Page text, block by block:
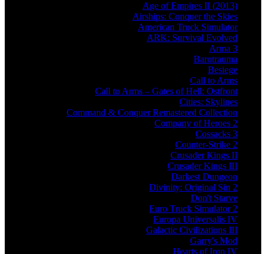
Age of Empires II (2013)
Airships: Conquer the Skies
American Truck Simulator
ARK: Survival Evolved
Arma 3
Barotrauma
Besiege
Call to Arms
Call to Arms – Gates of Hell: Ostfront
Cities: Skylines
Command & Conquer Remastered Collection
Company of Heroes 2
Cossacks 3
Counter-Strike 2
Crusader Kings II
Crusader Kings III
Darkest Dungeon
Divinity: Original Sin 2
Don't Starve
Euro Truck Simulator 2
Europa Universalis IV
Galactic Civilizations III
Garry's Mod
Hearts of Iron IV